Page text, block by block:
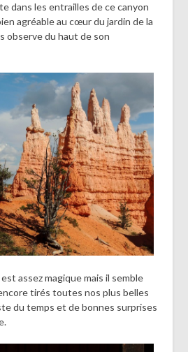
dans les entrailles de ce canyon
agréable au cœur du jardin de la
observe du haut de son
assez magique mais il semble
tirés toutes nos plus belles
du temps et de bonnes surprises